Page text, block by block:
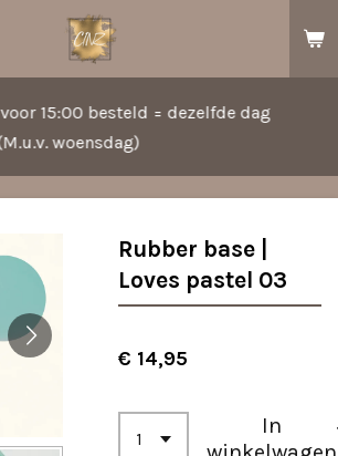
15:00 besteld = dezelfde dag
woensdag)
Rubber base |
Loves pastel 03
€ 14,95
In